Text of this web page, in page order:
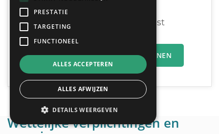
U vergelijkt en beslist
MIJN OFFERTEAANVRAAG INDIENEN
Wettelijke verplichtingen en
PRESTATIE
TARGETING
FUNCTIONEEL
ALLES ACCEPTEREN
ALLES AFWIJZEN
DETAILS WEERGEVEN